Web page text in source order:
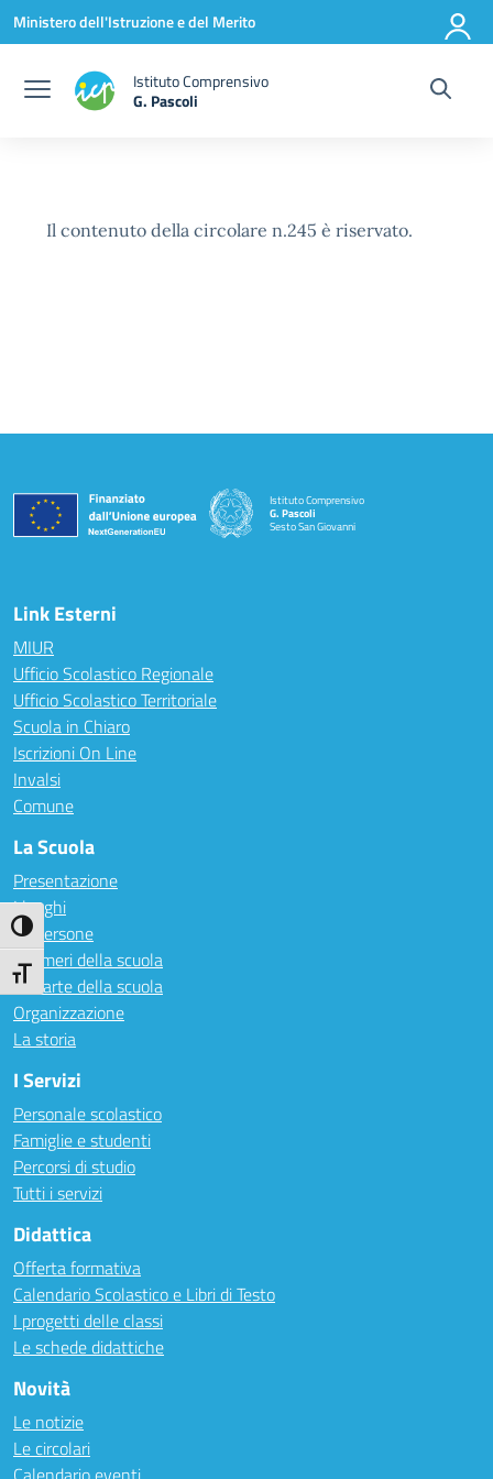
Attiva/disattiva alto contrasto
Attiva/disattiva dimensione testo
Vai ai contenuti
Vai al menu di navigazione
Vai al footer
Ministero dell'Istruzione e del Merito
Istituto Comprensivo
G. Pascoli
Il contenuto della circolare n.245 è riservato.
Istituto Comprensivo
G. Pascoli
Sesto San Giovanni
Link Esterni
MIUR
Ufficio Scolastico Regionale
Ufficio Scolastico Territoriale
Scuola in Chiaro
Iscrizioni On Line
Invalsi
Comune
La Scuola
Presentazione
I luoghi
Le persone
I numeri della scuola
Le carte della scuola
Organizzazione
La storia
I Servizi
Personale scolastico
Famiglie e studenti
Percorsi di studio
Tutti i servizi
Didattica
Offerta formativa
Calendario Scolastico e Libri di Testo
I progetti delle classi
Le schede didattiche
Novità
Le notizie
Le circolari